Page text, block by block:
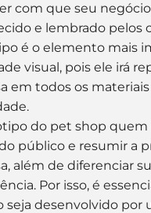
com que seu
e lembrado pelos
é o elemento mais
visual, pois ele irá
em todos os
do pet shop quem
público e resumir a
além de diferenciar
Por isso, é
seja desenvolvido por